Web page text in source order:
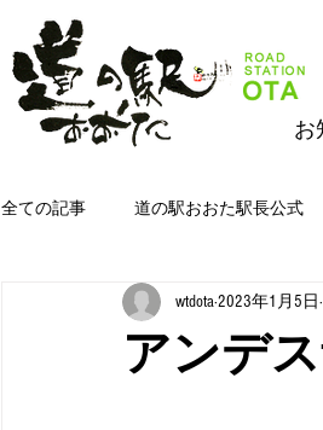
お
全ての記事 道の駅おおた駅長公式
道の駅おおたジムキョクキッチン
アンデ
wtdota2023年1月5日